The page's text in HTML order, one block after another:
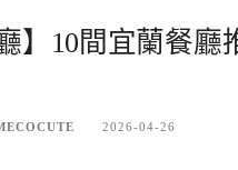
】10間宜蘭餐
2026-04-26